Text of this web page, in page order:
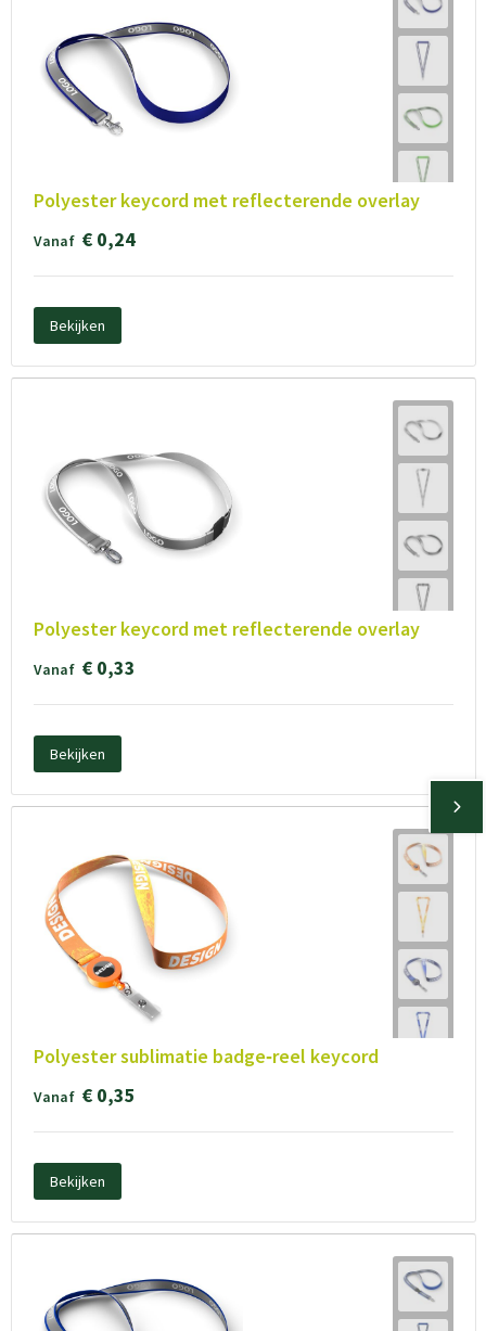
Polyester keycord met reflecterende overlay
Vanaf € 0,24
Bekijken
Polyester keycord met reflecterende overlay
Vanaf € 0,33
Bekijken
Polyester sublimatie badge‑reel keycord
Vanaf € 0,35
Bekijken